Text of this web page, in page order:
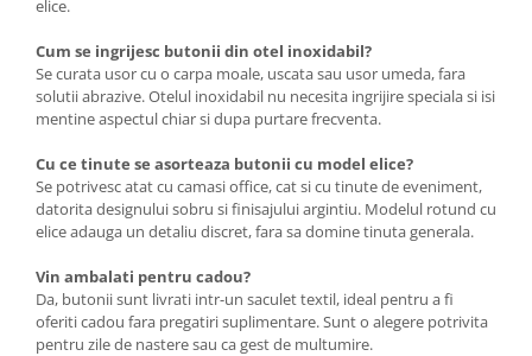
elice.
Cum se ingrijesc butonii din otel inoxidabil?
Se curata usor cu o carpa moale, uscata sau usor umeda, fara
solutii abrazive. Otelul inoxidabil nu necesita ingrijire speciala si isi
mentine aspectul chiar si dupa purtare frecventa.
Cu ce tinute se asorteaza butonii cu model elice?
Se potrivesc atat cu camasi office, cat si cu tinute de eveniment,
datorita designului sobru si finisajului argintiu. Modelul rotund cu
elice adauga un detaliu discret, fara sa domine tinuta generala.
Vin ambalati pentru cadou?
Da, butonii sunt livrati intr-un saculet textil, ideal pentru a fi
oferiti cadou fara pregatiri suplimentare. Sunt o alegere potrivita
pentru zile de nastere sau ca gest de multumire.